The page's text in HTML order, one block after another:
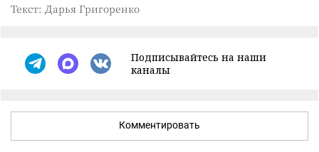
Текст: Дарья Григоренко
Подписывайтесь на наши
каналы
Комментировать